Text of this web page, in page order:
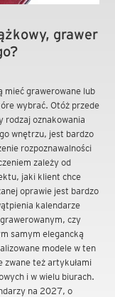
grawer
mieć grawerowane lub
wybrać. Otóż przede
rodzaj oznakowania
wnętrzu, jest bardzo
rozpoznawalności
zależy od
jaki klient chce
oprawie jest bardzo
kalendarze
czy
samym elegancką
modele w ten
zwane też artykułami
i w wielu biurach.
na 2027, o